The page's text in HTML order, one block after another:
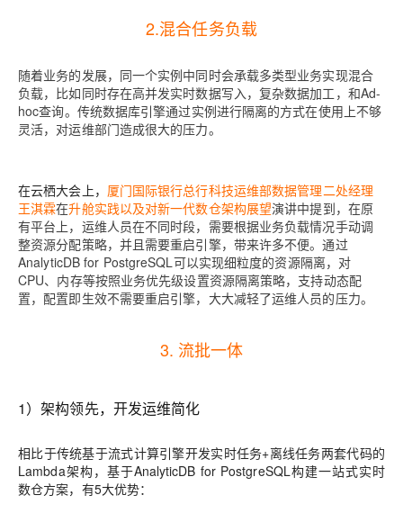
2.混合任务负载
随着业务的发展，同一个实例中同时会承载多类型业务实现混合
负载，比如同时存在高并发实时数据写入，复杂数据加工，和Ad-
hoc查询。传统数据库引擎通过实例进行隔离的方式在使用上不够
灵活，对运维部门造成很大的压力。
在云栖大会上， 厦门国际银行总行科技运维部数据管理二处经理
王淇霖在升舱实践以及对新一代数仓架构展望演讲中提到，在原
有平台上，运维人员在不同时段，需要根据业务负载情况手动调
整资源分配策略，并且需要重启引擎，带来许多不便。通过
AnalyticDB for PostgreSQL可以实现细粒度的资源隔离，对
CPU、内存等按照业务优先级设置资源隔离策略，支持动态配
置，配置即生效不需要重启引擎，大大减轻了运维人员的压力。
3. 流批一体
1）架构领先，开发运维简化
相比于传统基于流式计算引擎开发实时任务+离线任务两套代码的
Lambda架构，基于AnalyticDB for PostgreSQL构建一站式实时
数仓方案，有5大优势：